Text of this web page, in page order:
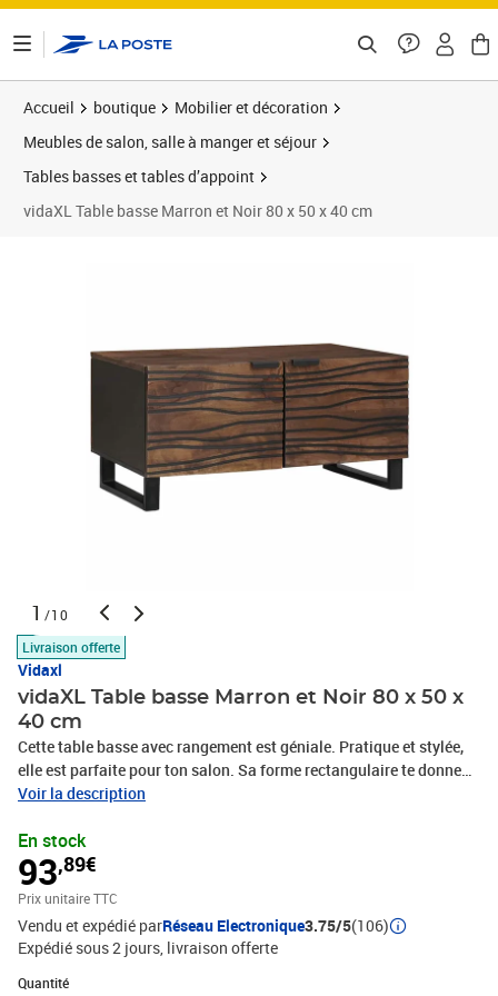
Accueil boutique
Mobilier et décoration
Meubles de salon, salle à manger et séjour
Tables basses et tables d’appoint
vidaXL Table basse Marron et Noir 80 x 50 x 40 cm
1 /10
Livraison offerte
Vidaxl
vidaXL Table basse Marron et Noir 80 x 50 x
40 cm
Cette table basse avec rangement est géniale. Pratique et stylée,
elle est parfaite pour ton salon. Sa forme rectangulaire te donne
de la place pour des boissons, des magazines et des objets déco,
surfaces lisses et le design solide s'accordent avec tous les styles.
Bois de Manguier Massif et Bois d'Ingénierie : Cette table est faite
d'un bon mélange de bois de manguier massif, robuste et durable,
ainsi que de bois d'ingénierie pour un soutien qui déchire.
Ensemble, ça donne une table solide qui est chaleureuse et
accueillante partout.Pieds en Fer et Design Carré : Les pieds en fer
assurent une base stable, avec une finition mate qui s'associe bien
Voir la description
En stock
93,89€
Prix unitaire TTC
Vendu et expédié parRéseau Electronique3.75/5(106)
Expédié sous 2 jours livraison offerte
Quantité
Quantité : 1